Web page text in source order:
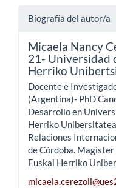
Biografía del autor/a
Micaela Nancy
21- Universidad
Herriko
Docente e
(Argentina)- PhD
Desarrollo en
Herriko
Relaciones
de Córdoba.
Euskal Herriko